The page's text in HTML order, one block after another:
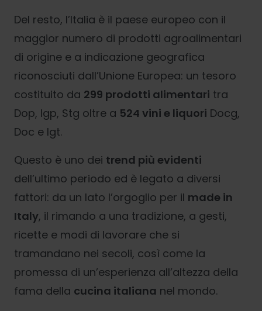
Del resto, l’Italia è il paese europeo con il
maggior numero di prodotti agroalimentari
di origine e a indicazione geografica
riconosciuti dall’Unione Europea: un tesoro
costituito da 299 prodotti alimentari tra
Dop, Igp, Stg oltre a 524 vini e liquori Docg,
Doc e Igt.
Questo è uno dei trend più evidenti
dell’ultimo periodo ed è legato a diversi
fattori: da un lato l’orgoglio per il made in
Italy, il rimando a una tradizione, a gesti,
ricette e modi di lavorare che si
tramandano nei secoli, così come la
promessa di un’esperienza all’altezza della
fama della cucina italiana nel mondo.